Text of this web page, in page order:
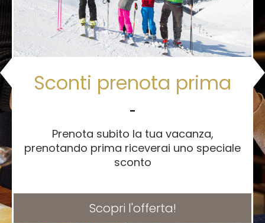
Sconti prenota prima
-
Prenota subito la tua vacanza,
prenotando prima riceverai uno speciale
sconto
Scopri l'offerta!